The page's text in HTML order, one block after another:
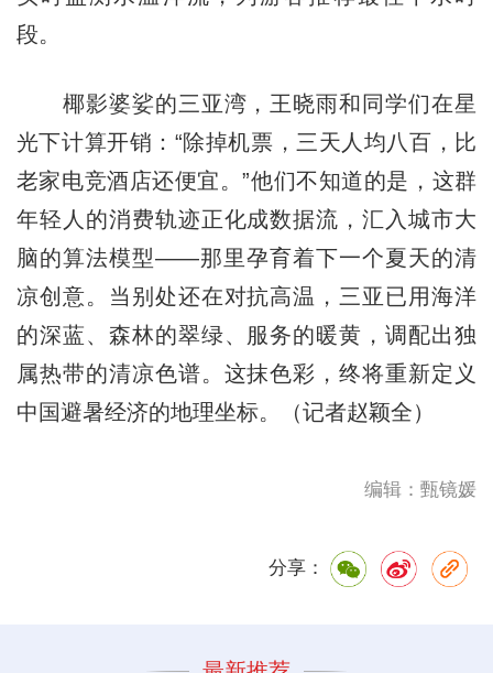
段。
椰影婆娑的三亚湾，王晓雨和同学们在星
光下计算开销：“除掉机票，三天人均八百，比
老家电竞酒店还便宜。”他们不知道的是，这群
年轻人的消费轨迹正化成数据流，汇入城市大
脑的算法模型——那里孕育着下一个夏天的清
凉创意。当别处还在对抗高温，三亚已用海洋
的深蓝、森林的翠绿、服务的暖黄，调配出独
属热带的清凉色谱。这抹色彩，终将重新定义
中国避暑经济的地理坐标。（记者赵颖全）
编辑：甄镜媛
分享：